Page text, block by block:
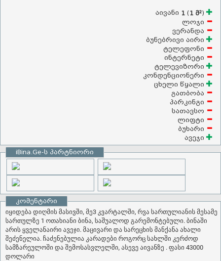
აივანი 1 (1 მ²)
ლოჯი
ვერანდა
ბუნებრივი აირი
ტელეფონი
ინტერნეტი
ტელევიზორი
კონდენციონერი
ცხელი წყალი
გათბობა
პარკინგი
სათავსო
ლიფტი
ბუხარი
ავეჯი
iBina.Ge-ს პარტნიორი
კომენტარი
იყიდება დიღმის მასივში, მე3 კვარტალში, რვა სართულიანის მესამე
სართულზე 1 ოთახიანი ბინა, საშუალოდ გარემონტებული. ბინაში
არის ყველანაირი ავეჯი. მაცივარი და სარეცხის მანქანა ახალი
შეძენელია. ჩაძენებულია კარადები როგორც სახლში კერძოდ
სამზარეულოში და შემოსასვლელში, ასევე აივანზე . ფასი 43000
დოლარი